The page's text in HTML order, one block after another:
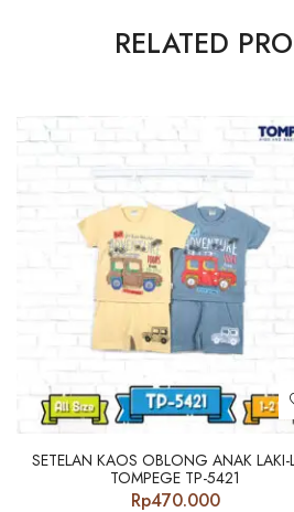
RELATED
SETELAN KAOS OBLONG ANAK LAKI-
TOMPEGE TP-5421
Rp470.000